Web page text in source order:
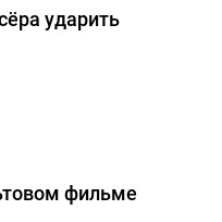
ударить
фильме